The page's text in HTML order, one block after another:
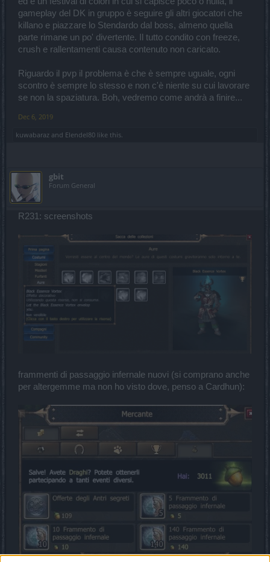
mod basse, perché maggiormente convenienti.
E se anche non aggiungi nuovi contenuti, build, oggetti, abilità ma ti
limiti solo a cambiare le cose e spesso in peggio come può un
giocatore continuare a rimanere coinvolto?
gameplay del DK in gruppo è seguire gli altri giocatori che
killano e piazzare lo Stendardo dal boss, almeno quella
parte rimane un po' divertente. Il tutto condito con freeze,
crush e rallentamenti causa contenuto non caricato.
Riguardo il pvp il problema è che è sempre uguale, ogni
scontro è sempre lo stesso e non c'è niente su cui lavorare
se non la spaziatura. Boh, vedremo come andrà a finire...
Dec 6, 2019
kuwabaraz and Elendel80 like this.
gbit
Forum General
R231: screenshots
frammenti di passaggio infernale nuovi (si comprano anche
per altergemme ma non ho visto dove, penso a Cardhun):